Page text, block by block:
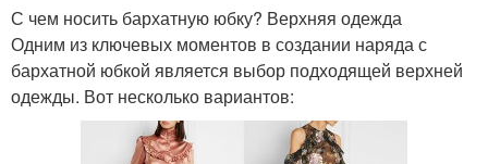
С чем носить бархатную юбку? Верхняя одежда
Одним из ключевых моментов в создании наряда с
бархатной юбкой является выбор подходящей верхней
одежды. Вот несколько вариантов: